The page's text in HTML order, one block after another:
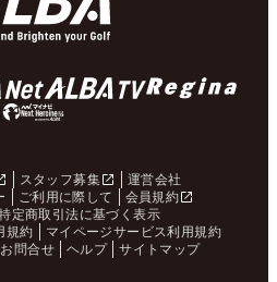
スタッフ募集
運営会社
ご利用に際して
会員規約
定商取引法に基づく表示
規約
マイページサービス利用規約
お問合せ ヘルプ サイトマップ